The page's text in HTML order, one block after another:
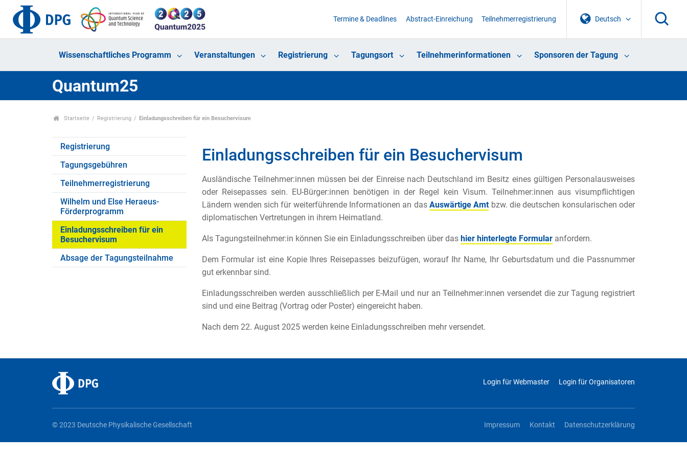
Deutsch
Termine & Deadlines Abstract-Einreichung Teilnehmerregistrierung
Wissenschaftliches Programm Veranstaltungen Registrierung Tagungsort Teilnehmerinformationen Sponsoren der Tagung
Quantum25
Startseite Registrierung Einladungsschreiben für ein Besuchervisum
Registrierung
Tagungsgebühren
Teilnehmerregistrierung
Wilhelm und Else Heraeus-
Förderprogramm
Einladungsschreiben für ein
Besuchervisum
Absage der Tagungsteilnahme
Einladungsschreiben für ein Besuchervisum
Ausländische Teilnehmer:innen müssen bei der Einreise nach Deutschland im Besitz eines gültigen Personalausweises
oder Reisepasses sein. EU-Bürger:innen benötigen in der Regel kein Visum. Teilnehmer:innen aus visumpflichtigen
Ländern wenden sich für weiterführende Informationen an dasAuswärtige Amtbzw. die deutschen konsularischen oder
diplomatischen Vertretungen in ihrem Heimatland.
Als Tagungsteilnehmer:in können Sie ein Einladungsschreiben über das hier hinterlegte Formularanfordern.
Dem Formular ist eine Kopie Ihres Reisepasses beizufügen, worauf Ihr Name, Ihr Geburtsdatum und die Passnummer
gut erkennbar sind.
Einladungsschreiben werden ausschließlich per E-Mail und nur an Teilnehmer:innen versendet die zur Tagung registriert
sind und eine Beitrag (Vortrag oder Poster) eingereicht haben.
Nach dem 22. August 2025 werden keine Einladungsschreiben mehr versendet.
Login für Webmaster Login für Organisatoren
© 2023 Deutsche Physikalische Gesellschaft Impressum Kontakt Datenschutzerklärung